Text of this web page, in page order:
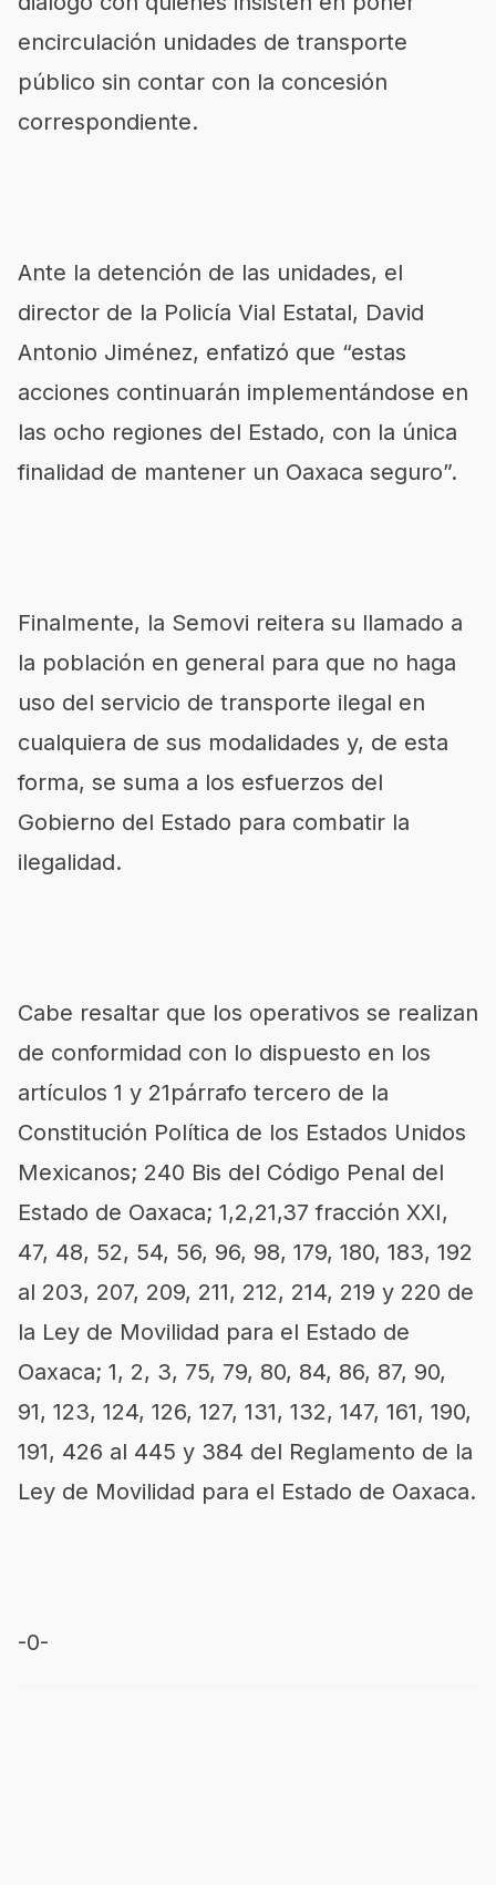
encirculación unidades de transporte
público sin contar con la concesión
correspondiente.
Ante la detención de las unidades, el
director de la Policía Vial Estatal, David
Antonio Jiménez, enfatizó que “estas
acciones continuarán implementándose en
las ocho regiones del Estado, con la única
finalidad de mantener un Oaxaca seguro”.
Finalmente, la Semovi reitera su llamado a
la población en general para que no haga
uso del servicio de transporte ilegal en
cualquiera de sus modalidades y, de esta
forma, se suma a los esfuerzos del
Gobierno del Estado para combatir la
ilegalidad.
Cabe resaltar que los operativos se realizan
de conformidad con lo dispuesto en los
artículos 1 y 21párrafo tercero de la
Constitución Política de los Estados Unidos
Mexicanos; 240 Bis del Código Penal del
Estado de Oaxaca; 1,2,21,37 fracción XXI,
47, 48, 52, 54, 56, 96, 98, 179, 180, 183, 192
al 203, 207, 209, 211, 212, 214, 219 y 220 de
la Ley de Movilidad para el Estado de
Oaxaca; 1, 2, 3, 75, 79, 80, 84, 86, 87, 90,
91, 123, 124, 126, 127, 131, 132, 147, 161, 190,
191, 426 al 445 y 384 del Reglamento de la
Ley de Movilidad para el Estado de Oaxaca.
-0-